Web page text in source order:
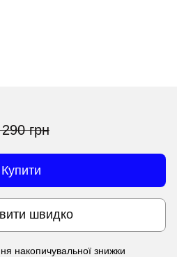
грн
Купити
швидко
накопичувальної знижки